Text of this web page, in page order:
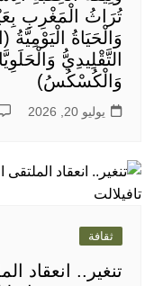
تُرَاثُ الْمَغْرِبِ
وَالْحَيَاةُ
التَّقْلِيدِيُّ
وَالْكُسْكُسُ)
يوليو 20, 2026
ثقافة
تنغير.. انعقاد